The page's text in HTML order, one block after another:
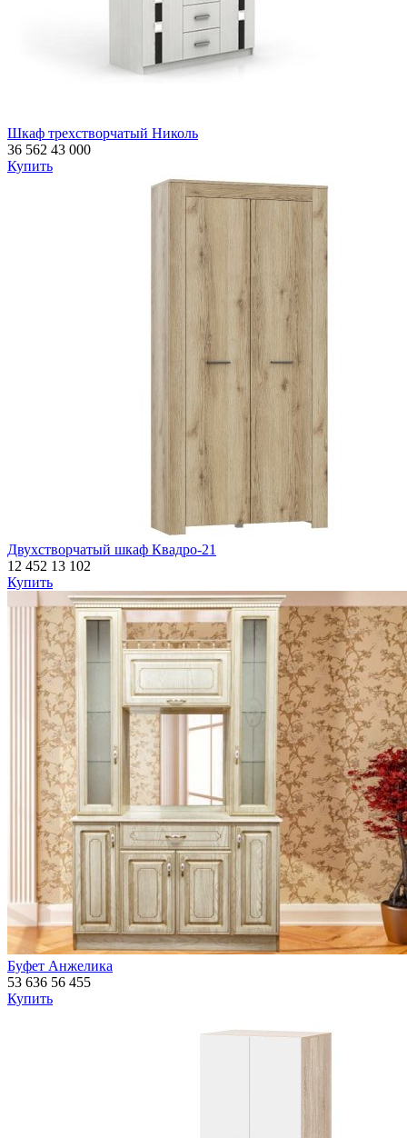
Шкаф трехстворчатый Николь
36 562 43 000
Купить
Двухстворчатый шкаф Квадро-21
12 452 13 102
Купить
Буфет Анжелика
53 636 56 455
Купить